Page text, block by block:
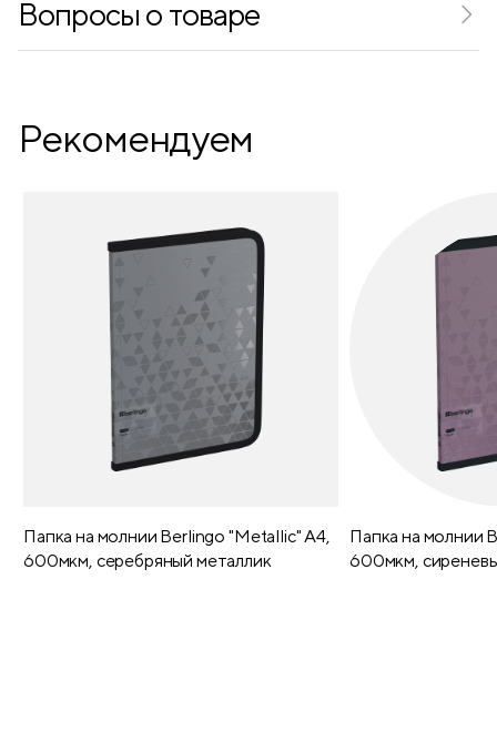
Вопросы о товаре
Рекомендуем
Папка на молнии Berlingo "Metallic" А4,
600мкм, серебряный металлик
Папка на молнии
600мкм,